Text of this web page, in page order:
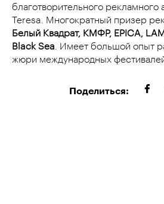
благотворительного рекламного
Teresa. Многократный призер
Белый Квадрат, КМФР, EPICA,
Black Sea . Имеет большой опыт
жюри международных
Поделиться: